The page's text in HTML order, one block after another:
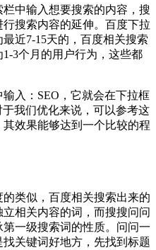
中输入想要搜索的内容，搜
搜索内容的延伸。百度下拉
近7-15天的，百度相关搜索
3个月的用户行为，这些都
入：SEO，它就会在下拉框
我们优化来说，可以参考这
效果能够达到一个比较的程
类似，百度相关搜索出来的
相关内容的词，而搜搜问问
一级搜索词的性质。问问一
关键词好地方，先找到标题